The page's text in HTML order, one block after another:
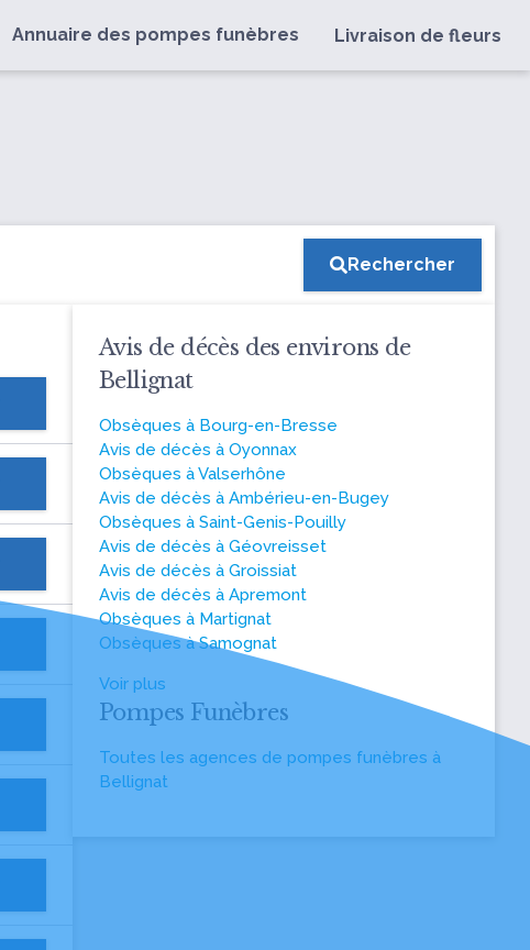
Annuaire des pompes funèbres Livraison de fleurs
Rechercher
Avis de décès des environs de
Bellignat
Obsèques à Bourg-en-Bresse
Avis de décès à Oyonnax
Obsèques à Valserhône
Avis de décès à Ambérieu-en-Bugey
Obsèques à Saint-Genis-Pouilly
Avis de décès à Géovreisset
Avis de décès à Groissiat
Avis de décès à Apremont
Obsèques à Martignat
Obsèques à Samognat
Voir plus
Pompes Funèbres
Toutes les agences de pompes funèbres à
Bellignat